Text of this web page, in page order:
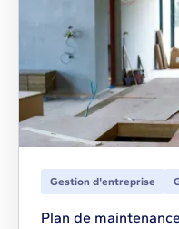
Gestion d'entreprise
Plan de